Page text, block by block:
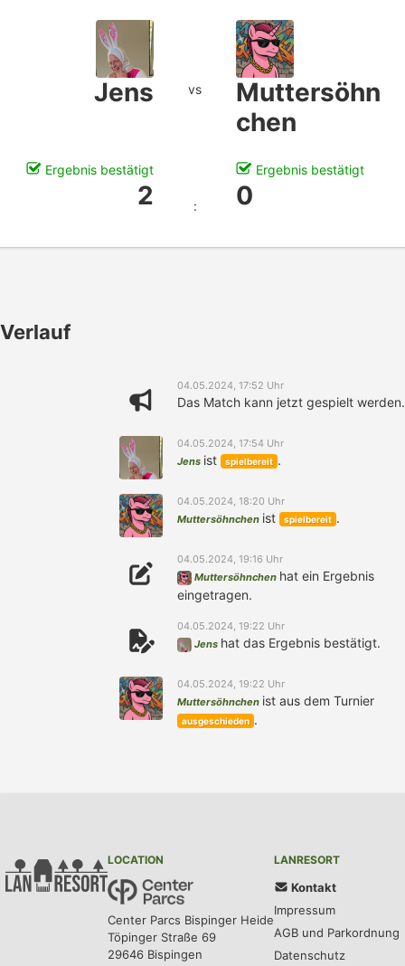
Jens vs
Muttersöhn
chen
Ergebnis bestätigt Ergebnis bestätigt
2 : 0
Verlauf
04.05.2024, 17:52 Uhr
Das Match kann jetzt gespielt werden.
04.05.2024, 17:54 Uhr
Jens ist spielbereit .
04.05.2024, 18:20 Uhr
Muttersöhnchen ist spielbereit .
04.05.2024, 19:16 Uhr
Muttersöhnchen hat ein Ergebnis
eingetragen.
04.05.2024, 19:22 Uhr
Jens hat das Ergebnis bestätigt.
04.05.2024, 19:22 Uhr
Muttersöhnchen ist aus dem Turnier
ausgeschieden .
LOCATION
Center Parcs Bispinger Heide
Töpinger Straße 69
29646 Bispingen
LANRESORT
Kontakt
Impressum
AGB und Parkordnung
Datenschutz